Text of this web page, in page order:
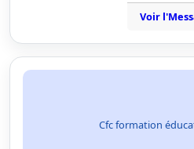
Voir
Cfc formation